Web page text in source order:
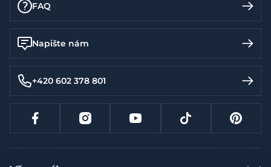
FAQ
Napište nám
+420 602 378 801